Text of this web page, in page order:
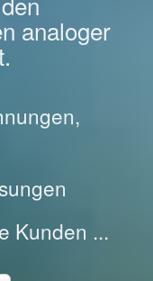
analoger
Kunden ...